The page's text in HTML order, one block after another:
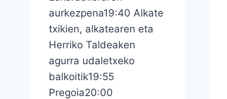
aurkezpena19:40 Alkate
txikien, alkatearen eta
Herriko Taldeaken
agurra udaletxeko
balkoitik19:55
Pregoia20:00